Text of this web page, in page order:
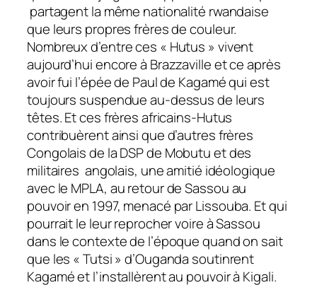
partagent la même nationalité rwandaise
que leurs propres frères de couleur.
Nombreux d’entre ces « Hutus » vivent
aujourd’hui encore à Brazzaville et ce après
avoir fui l’épée de Paul de Kagamé qui est
toujours suspendue au-dessus de leurs
têtes. Et ces frères africains-Hutus
contribuèrent ainsi que d’autres frères
Congolais de la DSP de Mobutu et des
militaires angolais, une amitié idéologique
avec le MPLA, au retour de Sassou au
pouvoir en 1997, menacé par Lissouba. Et qui
pourrait le leur reprocher voire à Sassou
dans le contexte de l’époque quand on sait
que les « Tutsi » d’Ouganda soutinrent
Kagamé et l’installèrent au pouvoir à Kigali.